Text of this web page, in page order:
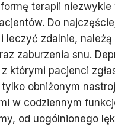
terapii niezwykle
Do
leczyć zdalnie,
zaburzenia snu.
którymi pacjenci
obniżonym
w codziennym
od uogólnionego